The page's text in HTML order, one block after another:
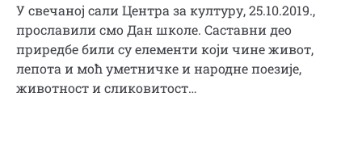
У свечаној сали Центра за културу, 25.10.2019.,
прославили смо Дан школе. Саставни део
приредбе били су елементи који чине живот,
лепота и моћ уметничке и народне поезије,
животност и сликовитост…